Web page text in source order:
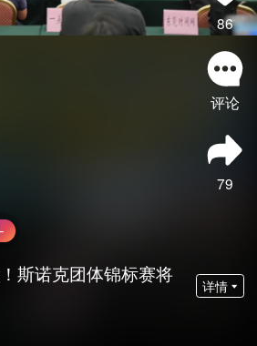
86
评论
79
斯诺克团体锦标赛将
详情